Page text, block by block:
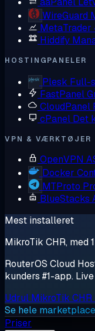
WireGuard
MetaTrader
Hiddify
HOSTINGPANELER
Plesk Full-
FastPanel
CloudPanel
cPanel Det
VPN & VÆRKTØJER
OpenVPN
Docker
MTProto
BlueStacks
Mest installeret
MikroTik CHR, med
RouterOS Cloud
kunders #1-app.
Udrul MikroTik
Se hele
Priser